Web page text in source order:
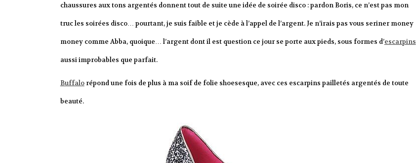
chaussures aux tons argentés donnent tout de suite une idée de soirée disco : pardon Boris, ce n’est pas mon
truc les soirées disco… pourtant, je suis faible et je cède à l’appel de l’argent. Je n’irais pas vous seriner money
money comme Abba, quoique… l’argent dont il est question ce jour se porte aux pieds, sous formes d’escarpins
aussi improbables que parfait.
Buffalorépond une fois de plus à ma soif de folie shoesesque, avec ces escarpins pailletés argentés de toute
beauté.